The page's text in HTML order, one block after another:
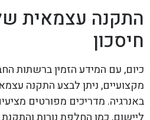
התקנה עצמאית
חיסכון
כיום, עם המידע הזמין ברשתות
מקצועיים, ניתן לבצע התקנה
באנרגיה. מדריכים מפורטים